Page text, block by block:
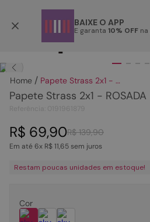
BAIXE O APP
E garanta 10% OFF na
Papete Strass 2x1 - ROSADA
Papete Strass 2x1 - ROSADA
R$ 139,90
R$ 69,90
Em até6x R$11,65sem juros
Restam poucas unidades em estoque!
Cor
1º
2º
tenis
4º
rasteira
5º
sandalia
6º
tamanco
sapatilha